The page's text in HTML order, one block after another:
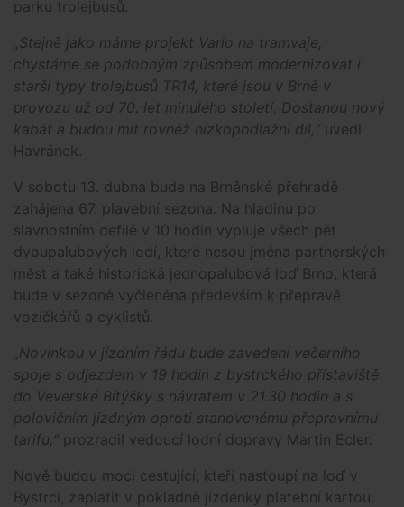
parku trolejbusů.
„Stejně jako máme projekt Vario na tramvaje,
chystáme se podobným způsobem modernizovat i
starší typy trolejbusů TR14, které jsou v Brně v
provozu už od 70. let minulého století. Dostanou nový
kabát a budou mít rovněž nízkopodlažní díl,“ uvedl
Havránek.
V sobotu 13. dubna bude na Brněnské přehradě
zahájena 67. plavební sezona. Na hladinu po
slavnostním defilé v 10 hodin vypluje všech pět
dvoupalubových lodí, které nesou jména partnerských
měst a také historická jednopalubová loď Brno, která
bude v sezoně vyčleněna především k přepravě
vozíčkářů a cyklistů.
„Novinkou v jízdním řádu bude zavedení večerního
spoje s odjezdem v 19 hodin z bystrckého přístaviště
do Veverské Bítýšky s návratem v 21.30 hodin a s
polovičním jízdným oproti stanovenému přepravnímu
tarifu,“ prozradil vedoucí lodní dopravy Martin Ecler.
Nově budou moci cestující, kteří nastoupí na loď v
Bystrci, zaplatit v pokladně jízdenky platební kartou.